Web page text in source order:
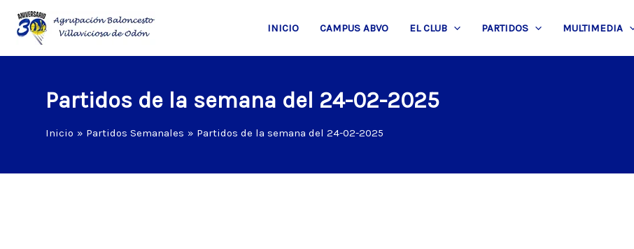
contenido
INICIO CAMPUS ABVO EL CLUB PARTIDOS MULTIMEDIA
Partidos de la semana del 24-02-2025
Inicio Partidos Semanales Partidos de la semana del 24-02-2025